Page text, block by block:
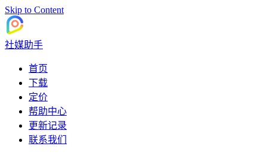
Skip to Content
社媒助手
首页
下载
定价
帮助中心
更新记录
联系我们